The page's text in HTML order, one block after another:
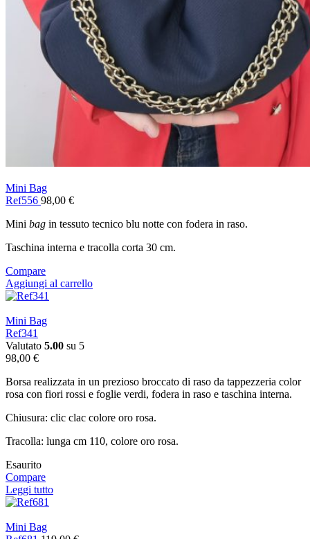
Mini Bag
Ref556 98,00 €
Mini bag in tessuto tecnico blu notte con fodera in raso.
Taschina interna e tracolla corta 30 cm.
Compare
Aggiungi al carrello
Mini Bag
Ref341
Valutato 5.00 su 5
98,00 €
Borsa realizzata in un prezioso broccato di raso da tappezzeria color
rosa con fiori rossi e foglie verdi, fodera in raso e taschina interna.
Chiusura: clic clac colore oro rosa.
Tracolla: lunga cm 110, colore oro rosa.
Esaurito
Compare
Leggi tutto
Mini Bag